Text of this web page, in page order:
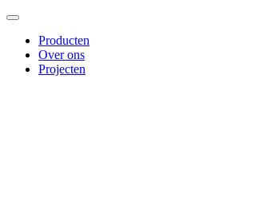
Producten
Over ons
Projecten